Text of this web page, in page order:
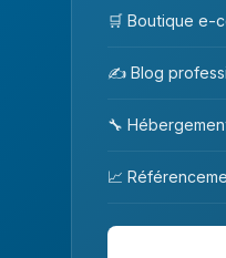
🛒 Boutique e-
✍️ Blog
🔧
📈